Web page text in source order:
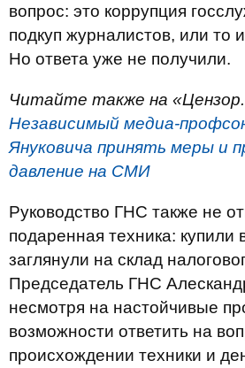
вопрос: это коррупция
подкуп журналистов, или то
Но ответа уже не получили.
Читайте также на
Независимый медиа-
Януковича принять меры и
давление на СМИ
Руководство ГНС также не
подаренная техника: купили
заглянули на склад
Председатель ГНС
несмотря на настойчивые
возможности ответить на
происхождении техники и